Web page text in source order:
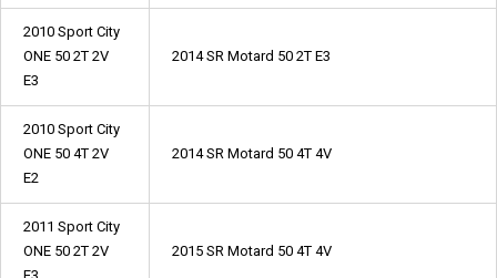
2010 Sport City
ONE 50 2T 2V
E3
2014 SR Motard 50 2T E3
2010 Sport City
ONE 50 4T 2V
E2
2014 SR Motard 50 4T 4V
2011 Sport City
ONE 50 2T 2V
2015 SR Motard 50 4T 4V